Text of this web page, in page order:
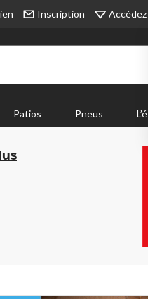
Inscription
Patios Pneus